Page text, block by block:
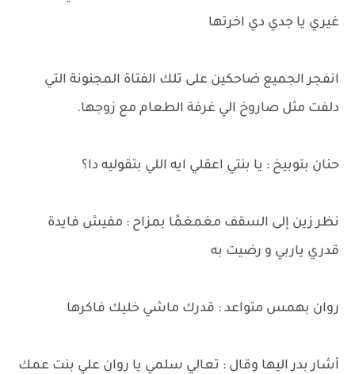
غيري يا جدي دي اخرتها
انفجر الجميع ضاحكين على تلك الفتاة المجنونة التي
دلفت مثل صاروخ الي غرفة الطعام مع زوجها.
حنان بتوبيخ : يا بنتي اعقلي ايه اللي بتقوليه دا؟
نظر زين إلى السقف مغمغمًا بمزاح : مفيش فايدة
قدري ياربي و رضيت به
روان بهمس متواعد : قدرك ماشي خليك فاكرها
أشار بدر اليها وقال : تعالي سلمي يا روان علي بنت عمك